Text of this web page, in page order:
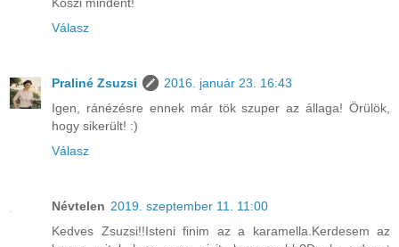
Válasz
Praliné Zsuzsi
2016. január 23. 16:43
Igen, ránézésre ennek már tök szuper az állaga! Örülök,
hogy sikerült! :)
Válasz
Névtelen 2019. szeptember 11. 11:00
Kedves Zsuzsi!!Isteni finim az a karamella.Kerdesem az